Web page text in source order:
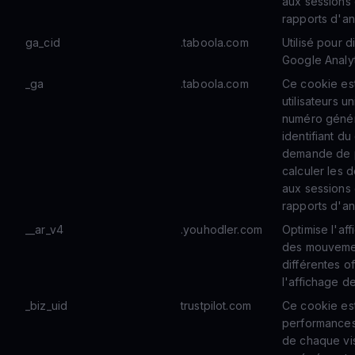
rapports
ga_cid
.taboola.com
Utilisé pour
Google
_ga
.taboola.com
Ce cookie
utilisateurs
numéro
identifiant du
demande de
calculer les
aux
rapports
__ar_v4
.youhodler.com
Optimise
des
différentes
l'affichage
_biz_uid
trustpilot.com
Ce cookie
de chaque